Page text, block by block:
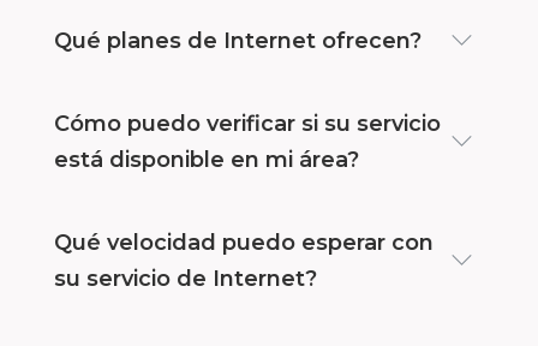
Qué planes de Internet ofrecen?
Cómo puedo verificar si su servicio
está disponible en mi área?
Qué velocidad puedo esperar con
su servicio de Internet?